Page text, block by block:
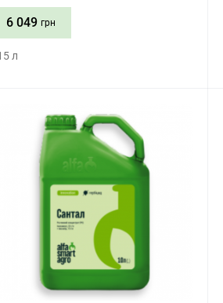
6 049 грн
л